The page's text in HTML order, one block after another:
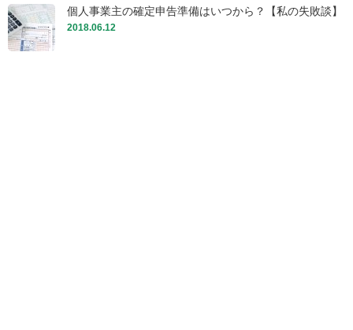
個人事業主の確定申告準備はいつから？【私の失敗談】
2018.06.12